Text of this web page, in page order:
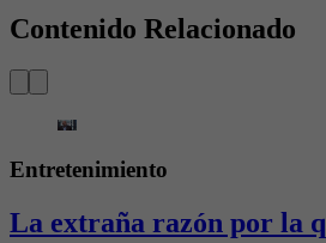
Contenido Relacionado
Entretenimiento
La extraña razón por la